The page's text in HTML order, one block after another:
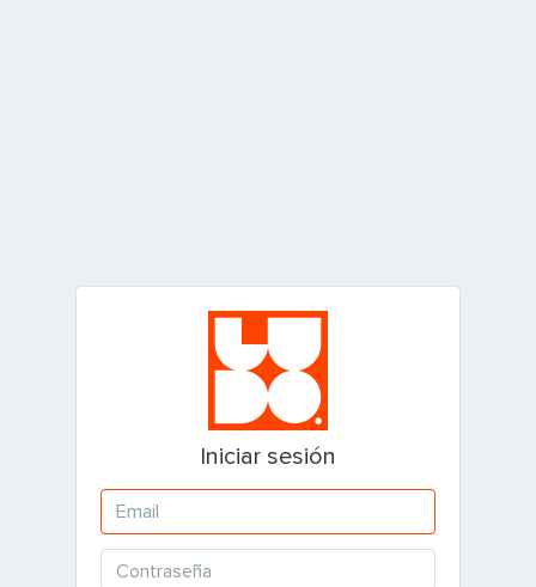
Iniciar sesión